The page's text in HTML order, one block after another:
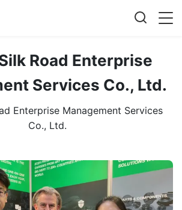
Road Enterprise
Services Co., Ltd.
Enterprise Management Services
Co., Ltd.